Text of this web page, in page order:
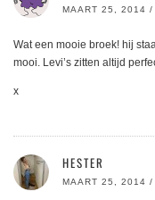
MAART 25, 2014 /
Wat een mooie broek! hij
mooi. Levi’s zitten altijd
x
HESTER
MAART 25, 2014 /